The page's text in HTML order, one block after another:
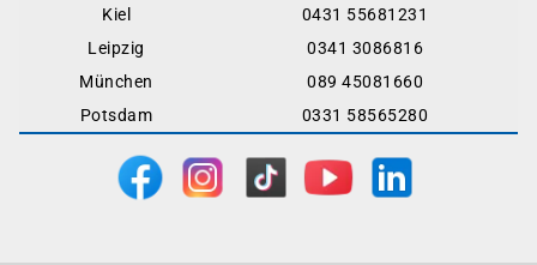
Kiel
0431 55681231
Leipzig
0341 3086816
München
089 45081660
Potsdam
0331 58565280